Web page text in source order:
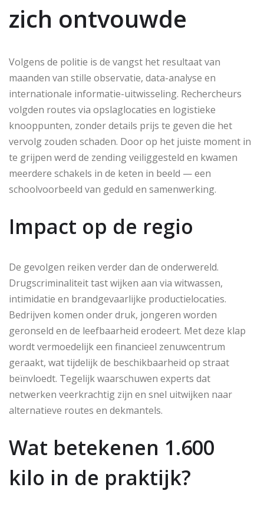
zich ontvouwde
Volgens de politie is de vangst het resultaat van
maanden van stille observatie, data-analyse en
internationale informatie-uitwisseling. Rechercheurs
volgden routes via opslaglocaties en logistieke
knooppunten, zonder details prijs te geven die het
vervolg zouden schaden. Door op het juiste moment in
te grijpen werd de zending veiliggesteld en kwamen
meerdere schakels in de keten in beeld — een
schoolvoorbeeld van geduld en samenwerking.
Impact op de regio
De gevolgen reiken verder dan de onderwereld.
Drugscriminaliteit tast wijken aan via witwassen,
intimidatie en brandgevaarlijke productielocaties.
Bedrijven komen onder druk, jongeren worden
geronseld en de leefbaarheid erodeert. Met deze klap
wordt vermoedelijk een financieel zenuwcentrum
geraakt, wat tijdelijk de beschikbaarheid op straat
beïnvloedt. Tegelijk waarschuwen experts dat
netwerken veerkrachtig zijn en snel uitwijken naar
alternatieve routes en dekmantels.
Wat betekenen 1.600
kilo in de praktijk?